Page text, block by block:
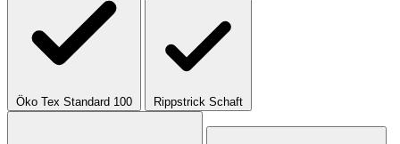
Öko Tex Standard 100 Rippstrick Schaft